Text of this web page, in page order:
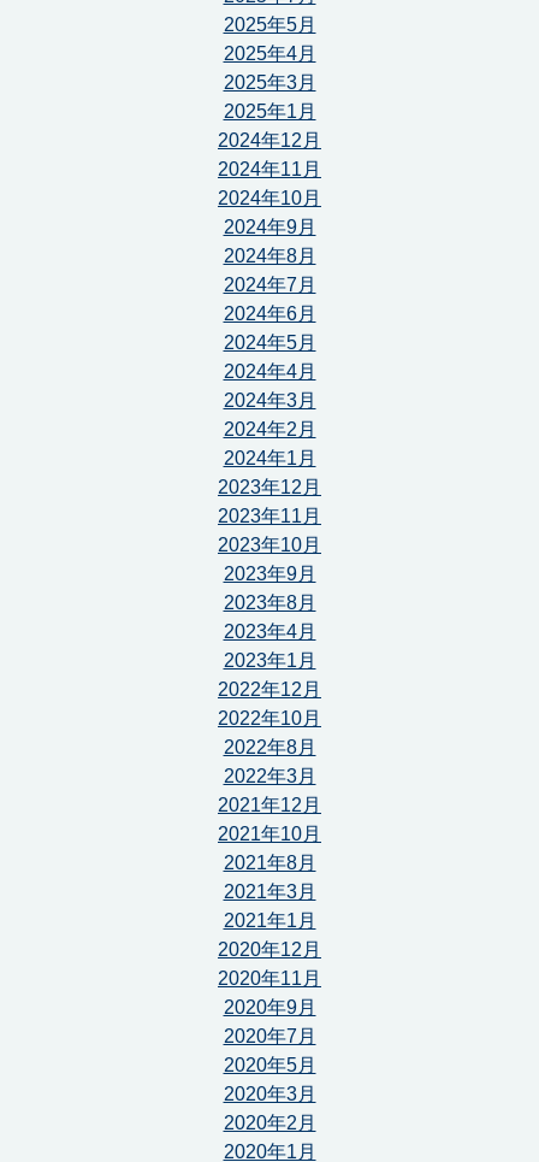
2025年5月
2025年4月
2025年3月
2025年1月
2024年12月
2024年11月
2024年10月
2024年9月
2024年8月
2024年7月
2024年6月
2024年5月
2024年4月
2024年3月
2024年2月
2024年1月
2023年12月
2023年11月
2023年10月
2023年9月
2023年8月
2023年4月
2023年1月
2022年12月
2022年10月
2022年8月
2022年3月
2021年12月
2021年10月
2021年8月
2021年3月
2021年1月
2020年12月
2020年11月
2020年9月
2020年7月
2020年5月
2020年3月
2020年2月
2020年1月